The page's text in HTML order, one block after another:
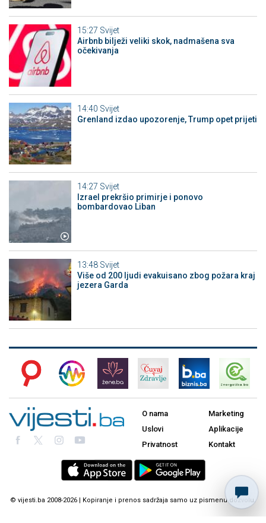
15:27 Svijet
Airbnb bilježi veliki skok, nadmašena sva
očekivanja
14:40 Svijet
Grenland izdao upozorenje, Trump opet prijeti
14:27 Svijet
Izrael prekršio primirje i ponovo
bombardovao Liban
13:48 Svijet
Više od 200 ljudi evakuisano zbog požara kraj
jezera Garda
O nama
Uslovi
Privatnost
Marketing
Aplikacije
Kontakt
© vijesti.ba 2008-2026 | Kopiranje i prenos sadržaja samo uz pismenu dozvolu.